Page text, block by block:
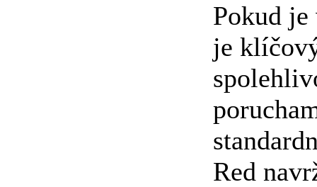
Pokud je
je
Red